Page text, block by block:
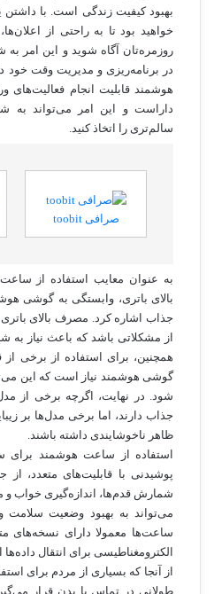
بهبود کیفیت زندگی است. با
خواهید بود تا به راحتی از
روزمره‌تان آگاه شوید و این امر
در برنامه‌ریزی و مدیریت وقت
هوشمند قابلیت انجام فعالیت‌های
داراست و این امر می‌تواند به
سالم‌تری را اتخاذ کنید.
صرافی toobit
به عنوان معایب استفاده از
بالای باتری، وابستگی به گوشی
جذاب اشاره کرد. مصرف بالای
از مشکلاتی باشد که باعث نیاز به
همچنین، برای استفاده از برخی
گوشی هوشمند نیاز است که این
شود. در نهایت، اگرچه برخی از
جذاب دارند، اما برخی مدل‌ها بر
ظاهر ناخوشایندی داشته باشند.
استفاده از ساعت هوشمند برای
پوشیدنی با قابلیت‌های متعدد، از
شمارش قدم‌ها، اندازه‌گیری خواب و
می‌تواند به بهبود وضعیت سلامت
ساعت‌ها معمولا دارای نسخه‌های
الکترومغناطیسی برای انتقال داده‌ها
از آنجا که بسیاری از مردم برای
طولانی در تماس با بدن قرار